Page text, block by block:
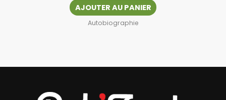
AJOUTER AU PANIER
Autobiographie